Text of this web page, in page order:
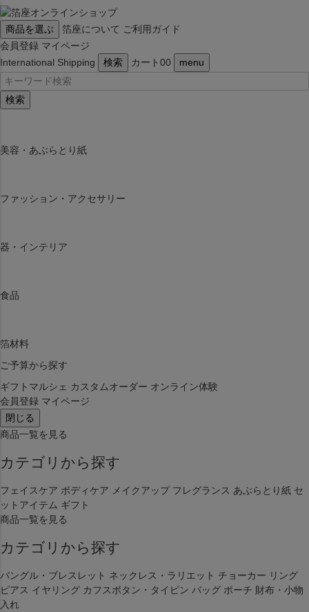
商品を選ぶ 箔座について ご利用ガイド
会員登録 マイページ
International Shipping
検索 カート00 menu
検索
美容・あぶらとり紙
ファッション・アクセサリー
器・インテリア
食品
箔材料
ご予算から探す
ギフトマルシェ カスタムオーダー オンライン体験
会員登録 マイページ
閉じる
商品一覧を見る
カテゴリから探す
フェイスケア ボディケア メイクアップ フレグランス あぶらとり紙 セ
ットアイテム ギフト
商品一覧を見る
カテゴリから探す
バングル・ブレスレット ネックレス・ラリエット チョーカー リング
ピアス イヤリング カフスボタン・タイピン バッグ ポーチ 財布・小物
入れ